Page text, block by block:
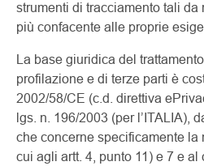
strumenti di tracciamento tali
più confacente alle proprie
La base giuridica del
profilazione e di terze parti è
2002/58/CE (c.d. direttiva
lgs. n. 196/2003 (per l’ITALIA),
che concerne specificamente la
cui agli artt. 4, punto 11) e 7 e